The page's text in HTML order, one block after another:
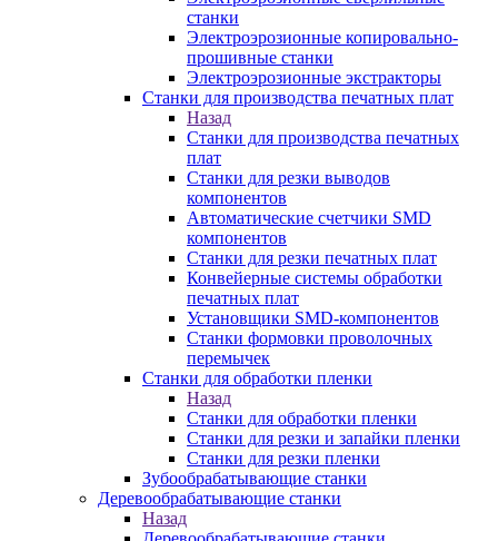
станки
Электроэрозионные копировально-
прошивные станки
Электроэрозионные экстракторы
Станки для производства печатных плат
Назад
Станки для производства печатных
плат
Станки для резки выводов
компонентов
Автоматические счетчики SMD
компонентов
Станки для резки печатных плат
Конвейерные системы обработки
печатных плат
Установщики SMD-компонентов
Станки формовки проволочных
перемычек
Станки для обработки пленки
Назад
Станки для обработки пленки
Станки для резки и запайки пленки
Станки для резки пленки
Зубообрабатывающие станки
Деревообрабатывающие станки
Назад